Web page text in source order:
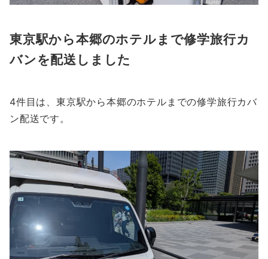
東京駅から本郷のホテルまで修学旅行カ
バンを配送しました
4件目は、東京駅から本郷のホテルまでの修学旅行カバ
ン配送です。